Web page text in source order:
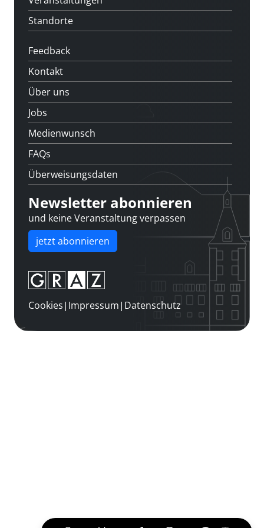
Standorte
Feedback
Kontakt
Über uns
Jobs
Medienwunsch
FAQs
Überweisungsdaten
Newsletter abonnieren
und keine Veranstaltung verpassen
jetzt abonnieren
Cookies| Impressum| Datenschutz